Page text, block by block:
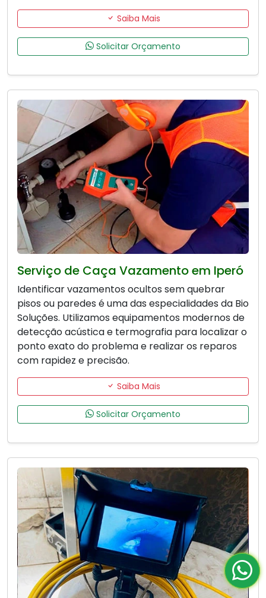
Saiba Mais
Solicitar Orçamento
Serviço de Caça Vazamento em Iperó
Identificar vazamentos ocultos sem quebrar
pisos ou paredes é uma das especialidades da Bio
Soluções. Utilizamos equipamentos modernos de
detecção acústica e termografia para localizar o
ponto exato do problema e realizar os reparos
com rapidez e precisão.
Saiba Mais
Solicitar Orçamento